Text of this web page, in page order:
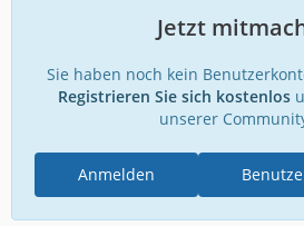
Jetzt
Sie haben noch kein
Registrieren Sie sich kostenlos
unserer
Anmelden